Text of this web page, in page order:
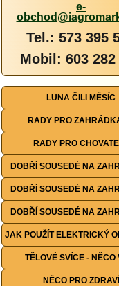
e-
Tel.: 573 395
Mobil: 603 282
LUNA ČILI MĚSÍC
RADY PRO
RADY PRO
DOBŘÍ SOUSEDÉ NA
DOBŘÍ SOUSEDÉ NA
DOBŘÍ SOUSEDÉ NA
JAK POUŽÍT ELEKTRICKÝ
TĚLOVÉ SVÍCE - NĚCO
NĚCO PRO ZDRAVÍ